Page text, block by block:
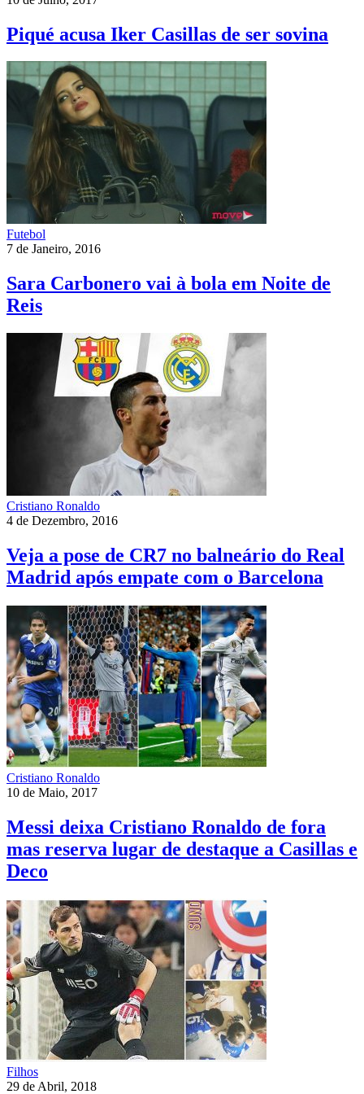
Piqué acusa Iker Casillas de ser sovina
Futebol
7 de Janeiro, 2016
Sara Carbonero vai à bola em Noite de
Reis
Cristiano Ronaldo
4 de Dezembro, 2016
Veja a pose de CR7 no balneário do Real
Madrid após empate com o Barcelona
Cristiano Ronaldo
10 de Maio, 2017
Messi deixa Cristiano Ronaldo de fora
mas reserva lugar de destaque a Casillas e
Deco
Filhos
29 de Abril, 2018